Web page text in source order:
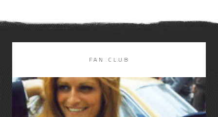
FAN CLUB